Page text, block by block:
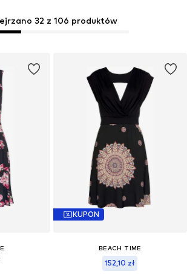
32 z 106 produktów
KUPON
BEACH TIME
152,10 zł